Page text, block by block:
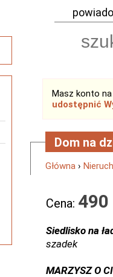
Masz konto
udostępnić
Dom na
Główna ›
Cena: 490
Siedlisko na
szadek
MARZYSZ O